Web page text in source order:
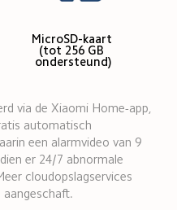
MicroSD-kaart
(tot 256 GB
ondersteund)
via de Xiaomi Home-app,
automatisch
een alarmvideo van 9
er 24/7 abnormale
cloudopslagservices